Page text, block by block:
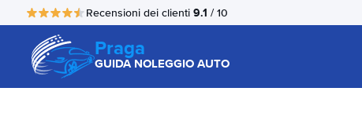
Recensioni dei clienti 9.1 / 10
Praga
GUIDA NOLEGGIO AUTO